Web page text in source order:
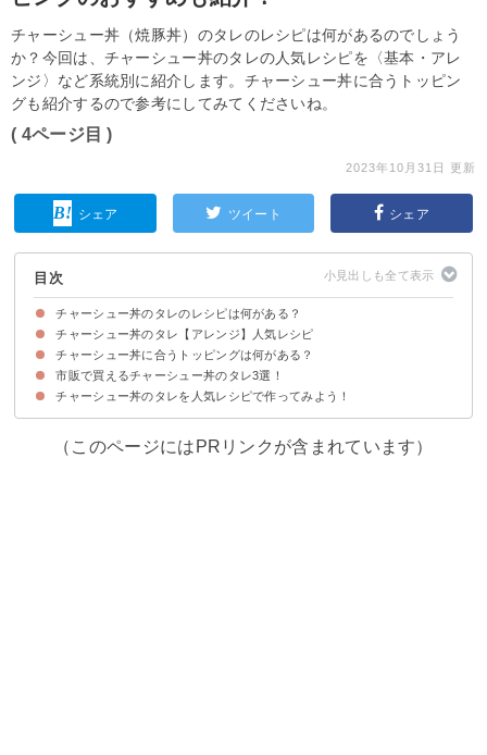
チャーシュー丼（焼豚丼）のタレのレシピは何があるのでしょう
か？今回は、チャーシュー丼のタレの人気レシピを〈基本・アレ
ンジ〉など系統別に紹介します。チャーシュー丼に合うトッピン
グも紹介するので参考にしてみてくださいね。
( 4ページ目 )
2023年10月31日 更新
シェア ツイート シェア
目次
チャーシュー丼のタレのレシピは何がある？
基本的なチャーシュー丼のタレ
チャーシュー丼のタレ【アレンジ】人気レシピ
①にんにく風味のチャーシュー丼
②はちみつで甘みを出したチャーシュー丼
③ごま油でおつまみにもなるチャーシュー丼
④レンジで簡単鶏チャーシュー丼
⑤ネクターで作るタレでプロ風のチャーシュー丼
⑥ザラメでコク足し絶品チャーシュー丼
⑦めんつゆで簡単焼豚丼
チャーシュー丼に合うトッピングは何がある？
①ネギ
②温泉卵
③もやし
④メンマ
⑤マヨネーズ
⑥大根おろし
⑦キムチ
市販で買えるチャーシュー丼のタレ3選！
①本気豚記チャーシュー専用たれ（200円）
②今治焼豚玉子飯のタレ（570円）
③サンダイナー食品 焼豚のたれ（2330円）
チャーシュー丼のタレを人気レシピで作ってみよう！
（このページにはPRリンクが含まれています）